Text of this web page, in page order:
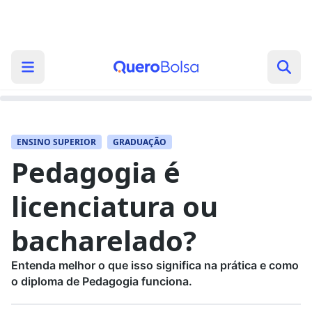
ENSINO SUPERIOR GRADUAÇÃO
Pedagogia é
licenciatura ou
bacharelado?
Entenda melhor o que isso significa na prática e como
o diploma de Pedagogia funciona.